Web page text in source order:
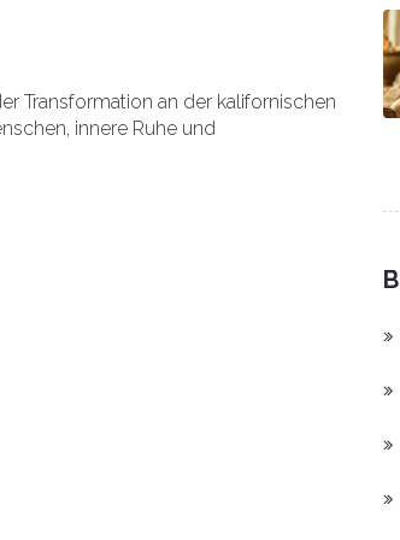
Transformation an der kalifornischen
innere Ruhe und